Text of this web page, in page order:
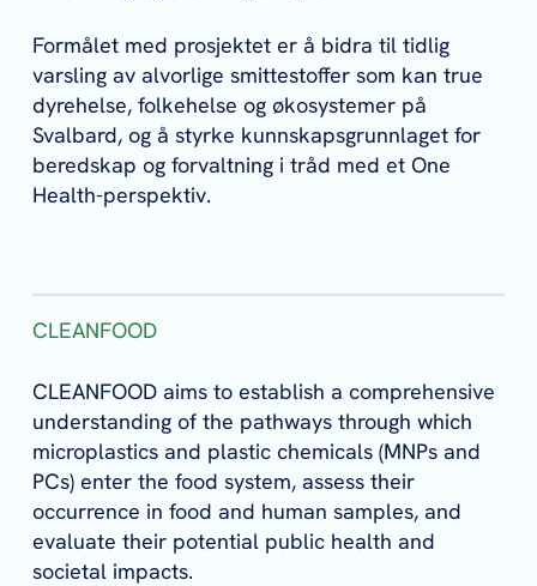
Formålet med prosjektet er å bidra til tidlig
varsling av alvorlige smittestoffer som kan true
dyrehelse, folkehelse og økosystemer på
Svalbard, og å styrke kunnskapsgrunnlaget for
beredskap og forvaltning i tråd med et One
Health-perspektiv.
CLEANFOOD
CLEANFOOD aims to establish a comprehensive
understanding of the pathways through which
microplastics and plastic chemicals (MNPs and
PCs) enter the food system, assess their
occurrence in food and human samples, and
evaluate their potential public health and
societal impacts.